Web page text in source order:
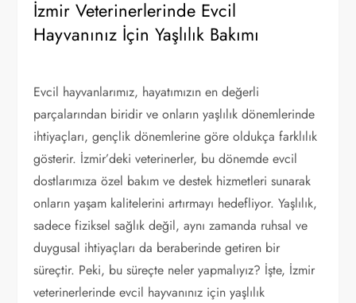
İzmir Veterinerlerinde Evcil
Hayvanınız İçin Yaşlılık Bakımı
Evcil hayvanlarımız, hayatımızın en değerli
parçalarından biridir ve onların yaşlılık dönemlerinde
ihtiyaçları, gençlik dönemlerine göre oldukça farklılık
gösterir. İzmir’deki veterinerler, bu dönemde evcil
dostlarımıza özel bakım ve destek hizmetleri sunarak
onların yaşam kalitelerini artırmayı hedefliyor. Yaşlılık,
sadece fiziksel sağlık değil, aynı zamanda ruhsal ve
duygusal ihtiyaçları da beraberinde getiren bir
süreçtir. Peki, bu süreçte neler yapmalıyız? İşte, İzmir
veterinerlerinde evcil hayvanınız için yaşlılık